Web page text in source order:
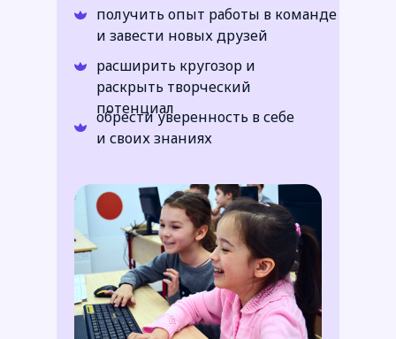
расширить кругозор и
раскрыть творческий
потенциал
получить опыт работы в команде
и завести новых друзей
обрести уверенность в себе
и своих знаниях